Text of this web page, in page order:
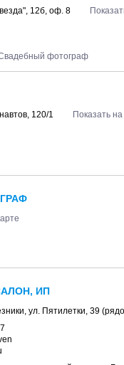
12б, оф. 8
фотограф
120/1
Показать
ИП
, ул. Пятилетки, 39